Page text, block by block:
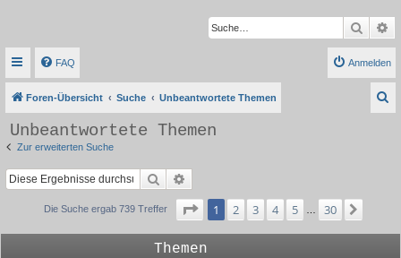
Suche
FAQ Anmelden
Foren-Übersicht Suche Unbeantwortete Themen
Unbeantwortete Themen
Zur erweiterten Suche
Suche
Die Suche ergab 739 Treffer Seite von
1 2 3 4 5 30
Themen